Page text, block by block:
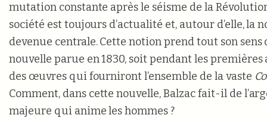
mutation constante après le séisme de la
société est toujours d’actualité et, autour d’elle, la
devenue centrale. Cette notion prend tout son sens
nouvelle parue en 1830, soit pendant les premières
des œuvres qui fourniront l’ensemble de la vaste
Comment, dans cette nouvelle, Balzac fait-il de
majeure qui anime les hommes ?